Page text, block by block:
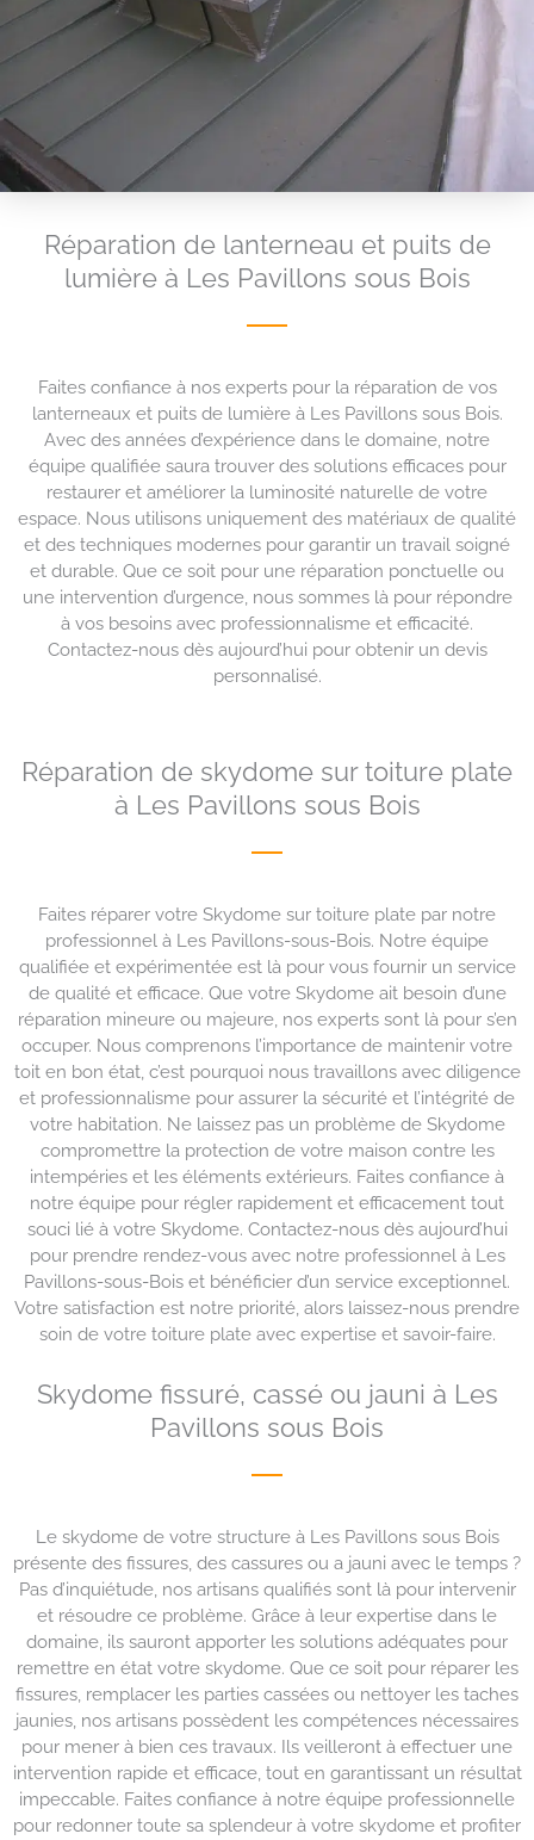
Réparation de lanterneau et puits de
lumière à Les Pavillons sous Bois
Faites confiance à nos experts pour la réparation de vos
lanterneaux et puits de lumière à Les Pavillons sous Bois.
Avec des années d’expérience dans le domaine, notre
équipe qualifiée saura trouver des solutions efficaces pour
restaurer et améliorer la luminosité naturelle de votre
espace. Nous utilisons uniquement des matériaux de qualité
et des techniques modernes pour garantir un travail soigné
et durable. Que ce soit pour une réparation ponctuelle ou
une intervention d’urgence, nous sommes là pour répondre
à vos besoins avec professionnalisme et efficacité.
Contactez-nous dès aujourd’hui pour obtenir un devis
personnalisé.
Réparation de skydome sur toiture plate
à Les Pavillons sous Bois
Faites réparer votre Skydome sur toiture plate par notre
professionnel à Les Pavillons-sous-Bois. Notre équipe
qualifiée et expérimentée est là pour vous fournir un service
de qualité et efficace. Que votre Skydome ait besoin d’une
réparation mineure ou majeure, nos experts sont là pour s’en
occuper. Nous comprenons l’importance de maintenir votre
toit en bon état, c’est pourquoi nous travaillons avec diligence
et professionnalisme pour assurer la sécurité et l’intégrité de
votre habitation. Ne laissez pas un problème de Skydome
compromettre la protection de votre maison contre les
intempéries et les éléments extérieurs. Faites confiance à
notre équipe pour régler rapidement et efficacement tout
souci lié à votre Skydome. Contactez-nous dès aujourd’hui
pour prendre rendez-vous avec notre professionnel à Les
Pavillons-sous-Bois et bénéficier d’un service exceptionnel.
Votre satisfaction est notre priorité, alors laissez-nous prendre
soin de votre toiture plate avec expertise et savoir-faire.
Skydome fissuré, cassé ou jauni à Les
Pavillons sous Bois
Le skydome de votre structure à Les Pavillons sous Bois
présente des fissures, des cassures ou a jauni avec le temps ?
Pas d’inquiétude, nos artisans qualifiés sont là pour intervenir
et résoudre ce problème. Grâce à leur expertise dans le
domaine, ils sauront apporter les solutions adéquates pour
remettre en état votre skydome. Que ce soit pour réparer les
fissures, remplacer les parties cassées ou nettoyer les taches
jaunies, nos artisans possèdent les compétences nécessaires
pour mener à bien ces travaux. Ils veilleront à effectuer une
intervention rapide et efficace, tout en garantissant un résultat
impeccable. Faites confiance à notre équipe professionnelle
pour redonner toute sa splendeur à votre skydome et profiter